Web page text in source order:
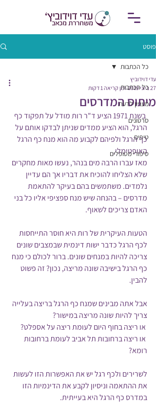
פוסט
כל הכתבות
מעניין לדעת
סרטונים
טיפים
סיפורי מטופלים
כל הכתבות
מיתוס המדרסים
עדי דוידוביץ
27 ביוני 2019
זמן קריאה 1 דקות
בשנת 1971 הציע ד"ר רות מודל על תפקוד כף
הרגל, הוא הציע ממדים שניתן לבדקו אותם על
כף הרגל ולפיהם לקבוע מה הוא מנח כף הרגל
האופטימלי,
מאז עברו הרבה מים בנהר, נעשו מאות מחקרים
שלא הצליחו להוכיח את דבריו אך הם עדיין
נלמדים. משתמשים בהם בעיקר להתאמת
מדרסים – בהנחה שיש מנח ספציפי אליו כל בני
האדם צריכים לשאוף.
הטעות העיקרית של רות היא חוסר התייחסות
לכף הרגל כדבר ישות דינמית שבמצבים שונים
צריכה להיות במנחים שונים. ברור לכולם כי מנח
כף הרגל בישיבה שונה מריצה, נכון? זה פשוט
להבין.
אבל אתה מבינים שמנח כף הרגל בריצה בעלייה
צריך להיות שונה מריצה במישור?
או ריצה ברחובות תל אביב לעומת ברחובות
רומא?
לשרירים ולכף רגל יש את האפשרות הזו לעשות
את ההתאמה וניסיון לקבע את הדינמיות הזו
במדרס כף הרגל היא בעייתית.